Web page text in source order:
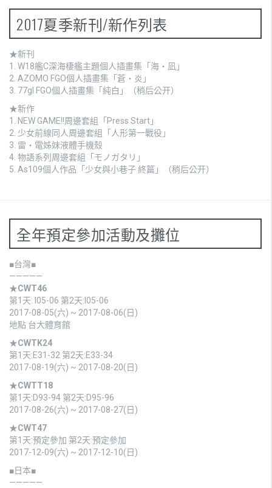
2017夏季新刊/新作列表
★新刊
1. W18艦C深海棲艦主題個人插畫集「海・凪」
2. AZOMO FGO個人插畫集「蒼・炎」
3. 77gl FGO個人插畫集「純白」（稍后公开）
★新作
1.
NEW GAME!!周邊套組「Press Start」
2. 少女前線同人周邊套組「人形第一戰役」
3. 雷・電姊妹液體手機殼
4. 物語系列周邊套組「モノガタリ」
5. As109個人作品「少女與小巷子 終篇」（稍后公开）
全年預定參加活動及攤位
■台灣■
—————
★CWT46
第1天: I05-06 第2天:I05-06
2017-08-05(六) ~ 2017-08-06(日)
地點 台大體育館
★CWTK24
第1天:E31-32 第2天:E33-34
2017-08-19(六) ~ 2017-08-20(日)
★CWTT18
第1天:D93-94 第2天:D95-96
2017-08-26(六) ~ 2017-08-27(日)
★CWT47
第1天:預定參加 第2天:預定參加
2017-12-09(六) ~ 2017-12-10(日)
■日本■
—————